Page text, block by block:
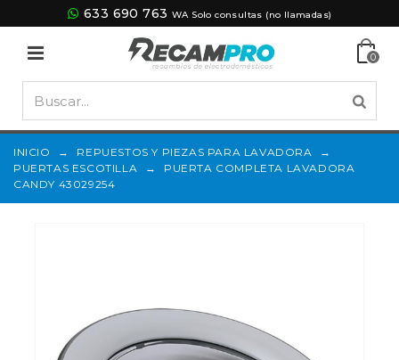
633 690 763 WA Solo consultas (no llamadas)
0
INICIO → REPUESTOS Y PIEZAS PARA LAVADORA
→
PUERTAS ESCOTILLA
→
PUERTA COMPLETA LAVADORA
CANDY 43029254